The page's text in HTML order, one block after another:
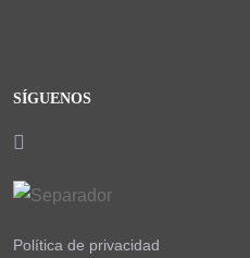
SÍGUENOS
Política de privacidad